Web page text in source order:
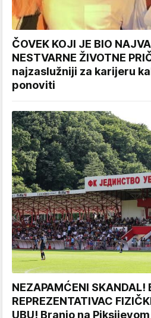
ČOVEK KOJI JE BIO
NESTVARNE ŽIVOTNE
najzaslužniji za karijeru
ponoviti
NEZAPAMĆENI SKANDAL!
REPREZENTATIVAC
UBU! Branio na